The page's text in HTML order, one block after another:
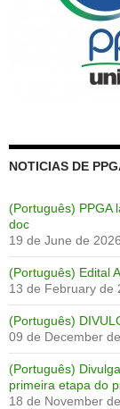
NOTICIAS DE
(Português) PPGA
doc
19 de June de 2026
(Português) Edital
13 de February de
(Português)
09 de December
(Português)
primeira etapa do
18 de November